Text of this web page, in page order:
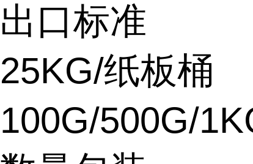
出口标准
25KG/纸板桶
100G/500G/